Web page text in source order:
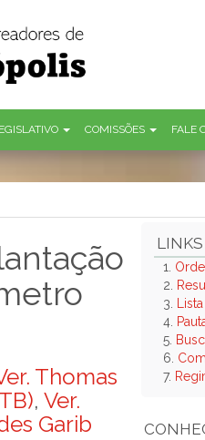
COMISSÕES FALE
Thomas
, Ver.
Garib
1.
2.
3.
4.
5.
6.
7.